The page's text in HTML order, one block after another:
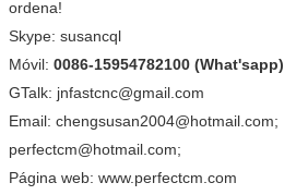
ordena!
Skype: susancql
Móvil: 0086-15954782100 (What'sapp)
GTalk: jnfastcnc@gmail.com
Email: chengsusan2004@hotmail.com;
perfectcm@hotmail.com;
Página web: www.perfectcm.com